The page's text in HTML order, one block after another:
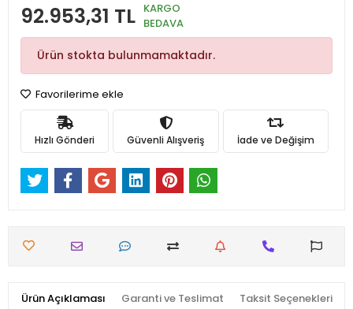
92.953,31 TL KARGO
BEDAVA
Ürün stokta bulunmamaktadır.
Favorilerime ekle
Hızlı Gönderi Güvenli Alışveriş İade ve Değişim
Ürün Açıklaması Garanti ve Teslimat Taksit Seçenekleri